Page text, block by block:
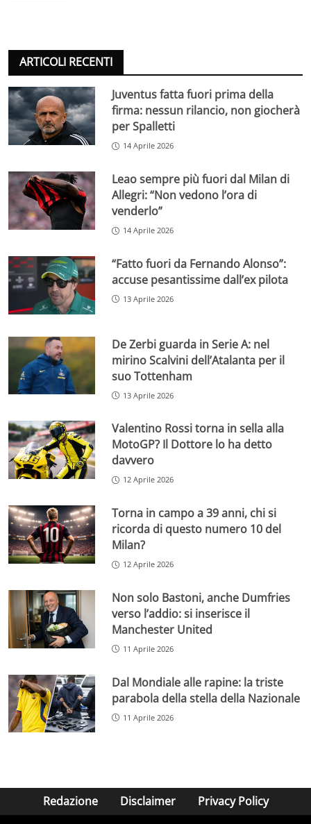
ARTICOLI RECENTI
Juventus fatta fuori prima della
firma: nessun rilancio, non giocherà
per Spalletti
14 Aprile 2026
Leao sempre più fuori dal Milan di
Allegri: “Non vedono l’ora di
venderlo”
14 Aprile 2026
“Fatto fuori da Fernando Alonso”:
accuse pesantissime dall’ex pilota
13 Aprile 2026
De Zerbi guarda in Serie A: nel
mirino Scalvini dell’Atalanta per il
suo Tottenham
13 Aprile 2026
Valentino Rossi torna in sella alla
MotoGP? Il Dottore lo ha detto
davvero
12 Aprile 2026
Torna in campo a 39 anni, chi si
ricorda di questo numero 10 del
Milan?
12 Aprile 2026
Non solo Bastoni, anche Dumfries
verso l’addio: si inserisce il
Manchester United
11 Aprile 2026
Dal Mondiale alle rapine: la triste
parabola della stella della Nazionale
11 Aprile 2026
Redazione Disclaimer Privacy Policy